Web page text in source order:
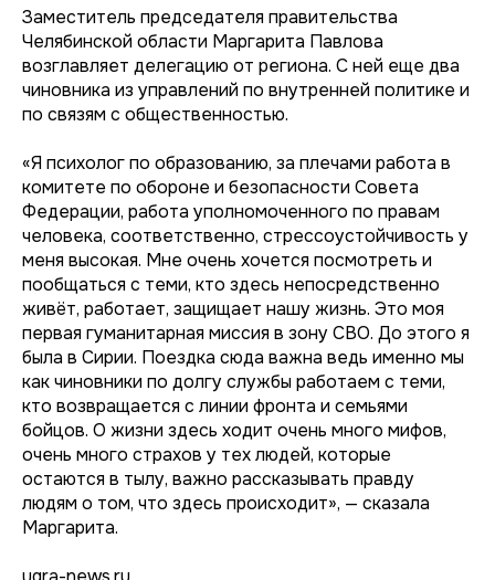
Заместитель председателя правительства
Челябинской области Маргарита Павлова
возглавляет делегацию от региона. С ней еще два
чиновника из управлений по внутренней политике и
по связям с общественностью.
«Я психолог по образованию, за плечами работа в
комитете по обороне и безопасности Совета
Федерации, работа уполномоченного по правам
человека, соответственно, стрессоустойчивость у
меня высокая. Мне очень хочется посмотреть и
пообщаться с теми, кто здесь непосредственно
живёт, работает, защищает нашу жизнь. Это моя
первая гуманитарная миссия в зону СВО. До этого я
была в Сирии. Поездка сюда важна ведь именно мы
как чиновники по долгу службы работаем с теми,
кто возвращается с линии фронта и семьями
бойцов. О жизни здесь ходит очень много мифов,
очень много страхов у тех людей, которые
остаются в тылу, важно рассказывать правду
людям о том, что здесь происходит», — сказала
Маргарита.